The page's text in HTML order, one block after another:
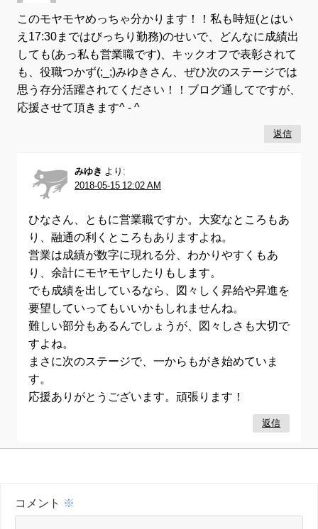
このモヤモヤめっちゃ分かります！！私も時短(とはい
え17:30まではびっちり勤務)のせいで、どんなに成績出
しても(あっ私も営業職です)、キックオフで表彰されて
も、役職つかず(;_;)みゆきさん、ぜひ次のステージでは
思う存分活躍されてください！！ブログ通してですが、
応援させて頂きます^ - ^
返信
みゆき
より:
2018-05-15 12:02 AM
ひなさん、ともに営業職ですか。大変なところもあ
り、融通の利くところもありますよね。
営業は成績が数字に現れる分、わかりやすくもあ
り、余計にモヤモヤしたりもします。
でも成績を出しているなら、図々しく昇給や昇進を
要望していってもいいかもしれませんね。
難しい部分もあるんでしょうが、図々しさも大切で
すよね。
まさに次のステージで、一からもがき始めていま
す。
応援ありがとうございます。頑張ります！
返信
コメント ※